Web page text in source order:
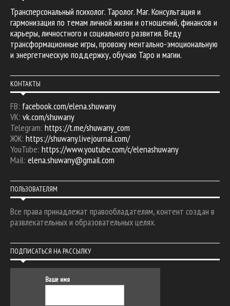
Трансперсональный психолог. Таролог. Маг. Консультация и
гармонизация по темам личной жизни и отношений, финансов и
карьеры, личностного и социального развития. Веду
трансформационные игры, провожу ментально-эмоциональную
и энергетическую поддержку, обучаю Таро и магии.
КОНТАКТЫ
FB: facebook.com/elena.shuwany
VK: vk.com/shuwany
Telegram: https://t.me/shuwany_com
ЖЖ: https://shuwany.livejournal.com/
YouTube: https://www.youtube.com/c/elenashuwany
Mail: elena.shuwany@gmail.com
ПОЛЬЗОВАТЕЛЯМ
Все права принадлежат правообладателям, контент создан в
развлекательных и образовательных целях.
ПОДПИСАТЬСЯ НА РАССЫЛКУ
Ваше имя